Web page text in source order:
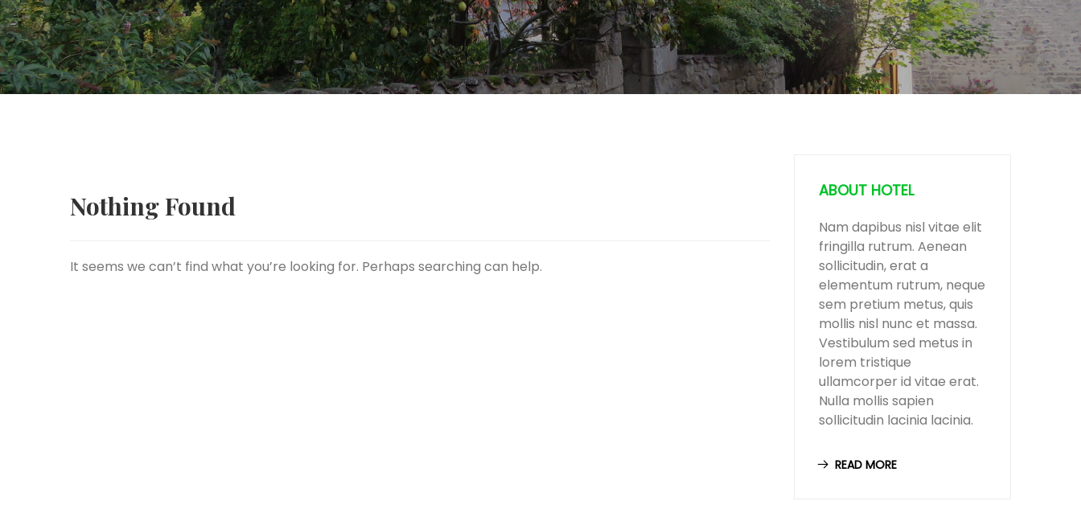
Nothing Found
It seems we can’t find what you’re looking for. Perhaps searching can help.
ABOUT HOTEL
Nam dapibus nisl vitae elit
fringilla rutrum. Aenean
sollicitudin, erat a
elementum rutrum, neque
sem pretium metus, quis
mollis nisl nunc et massa.
Vestibulum sed metus in
lorem tristique
ullamcorper id vitae erat.
Nulla mollis sapien
sollicitudin lacinia lacinia.
READ MORE